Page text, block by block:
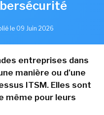
le 09 Juin 2026
entreprises dans
manière ou d'une
ITSM. Elles sont
même pour leurs